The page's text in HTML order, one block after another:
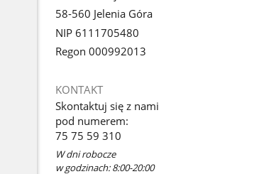
58-560 Jelenia Góra
NIP 6111705480
Regon 000992013
KONTAKT
Skontaktuj się z nami
pod numerem:
75 75 59 310
W dni robocze
w godzinach: 8:00-20:00